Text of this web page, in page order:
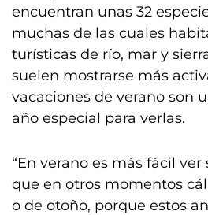
encuentran unas 32
muchas de las cuales
turísticas de río, mar y
suelen mostrarse más
vacaciones de verano son
año especial para verlas.
“En verano es más fácil
que en otros momentos
o de otoño, porque estos